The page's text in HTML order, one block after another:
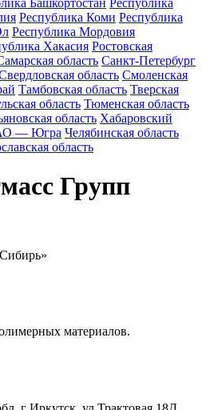
Республика Коми Республика
Республика Мордовия
Хакасия Ростовская
область Санкт-Петербург
область Смоленская
Тамбовская область Тверская
область Тюменская область
область Хабаровский
— Югра Челябинская область
область
Групп
материалов.